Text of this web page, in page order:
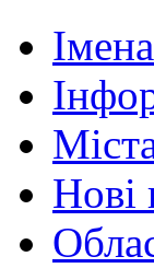
Нові